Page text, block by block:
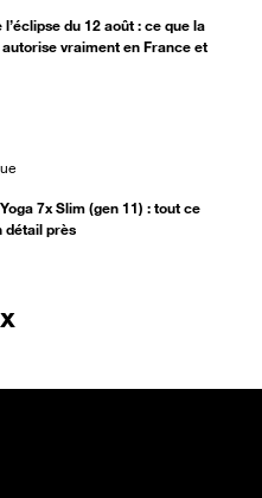
du 12 août : ce que la
vraiment en France et
7x Slim (gen 11) : tout ce
détail près